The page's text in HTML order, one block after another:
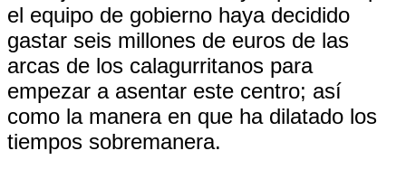
el equipo de gobierno haya decidido
gastar seis millones de euros de las
arcas de los calagurritanos para
empezar a asentar este centro; así
como la manera en que ha dilatado los
tiempos sobremanera.